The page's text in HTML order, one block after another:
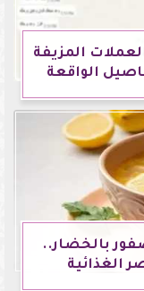
المزيفة
الواقعة
بالخضار..
الغذائية